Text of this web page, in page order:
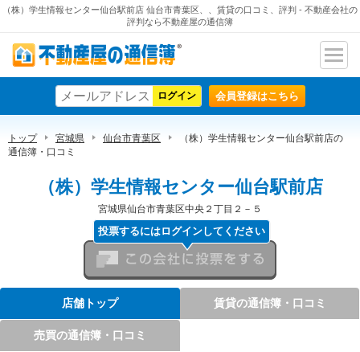
（株）学生情報センター仙台駅前店 仙台市青葉区、、賃貸の口コミ、評判 - 不動産会社の
評判なら不動産屋の通信簿
不動産屋の通信簿
ナビ
ン
会員登録はこちら
トップ 宮城県 仙台市青葉区
（株）学生情報センター仙台駅前店の
通信簿・口コミ
（株）学生情報センター仙台駅前店
宮城県仙台市青葉区中央２丁目２－５
この会社に投票をする
投票するにはログインしてください
店舗トップ 賃貸の通信簿・口コミ
売買の通信簿・口コミ